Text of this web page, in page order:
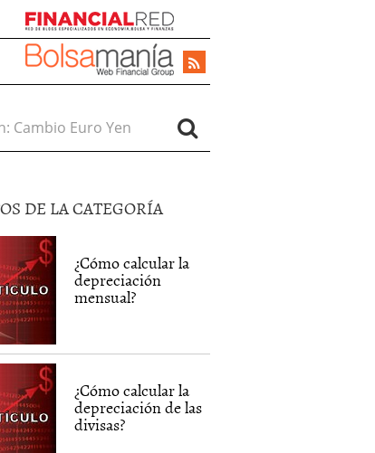
DE LA CATEGORÍA
¿Cómo calcular la
depreciación
mensual?
¿Cómo calcular la
depreciación de las
divisas?